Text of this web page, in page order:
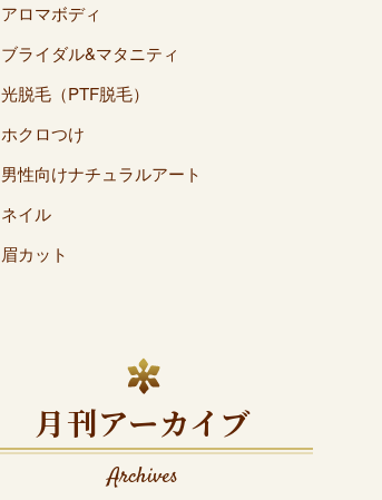
アロマボディ
ブライダル&マタニティ
光脱毛（PTF脱毛）
ホクロつけ
男性向けナチュラルアート
ネイル
眉カット
月刊アーカイブ
Archives